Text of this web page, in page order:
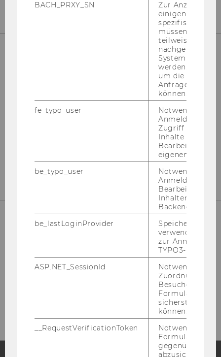
UNSERE SOCIAL MEDIA KANÄLE
Instagram
Bitte klicken Sie hier um sich für
den Newsletter anzumelden!
BACH_PRXY_SN
Zur Anzeige von
einigen WU-
spezifischen
müssen
teilweise von
nachgelagerten
System
werden.
um die Antwort
Anfrage
können.
fe_typo_user
Notwendig für
Anmeldung und
Zugriff auf
Inhalte oder zur
Bearbeitung des
eigenen Profils.
be_typo_user
Notwendig für
Anmeldung und
Bearbeitung von
Inhalten im
Backend.
be_lastLoginProvider
Speichert die
verwendete
zur Anmeldung
TYPO3-Backend.
ASP.NET_SessionId
Notwendig, um
Zuordnung von
Besucher zu
sicherstellen zu
können.
__RequestVerificationToken
Notwendig, um
gegenüber
abzusichern.